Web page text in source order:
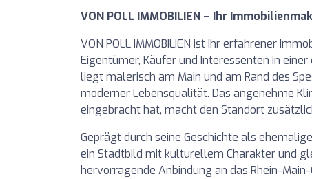
VON POLL IMMOBILIEN – Ihr
VON POLL IMMOBILIEN ist Ihr erfahrener
Eigentümer, Käufer und Interessenten in
liegt malerisch am Main und am Rand des
moderner Lebensqualität. Das angenehme
eingebracht hat, macht den Standort
Geprägt durch seine Geschichte als
ein Stadtbild mit kulturellem Charakter und
hervorragende Anbindung an das Rhein-